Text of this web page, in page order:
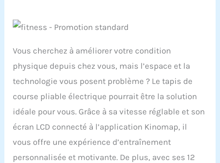
Vous cherchez à améliorer votre condition
physique depuis chez vous, mais l’espace et la
technologie vous posent problème ? Le tapis de
course pliable électrique pourrait être la solution
idéale pour vous. Grâce à sa vitesse réglable et son
écran LCD connecté à l’application Kinomap, il
vous offre une expérience d’entraînement
personnalisée et motivante. De plus, avec ses 12